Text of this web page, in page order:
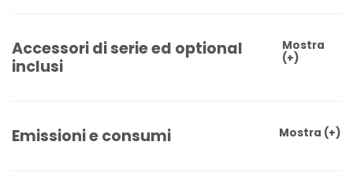
Accessori di serie ed optional
inclusi
Mostra
(+)
Emissioni e consumi Mostra (+)